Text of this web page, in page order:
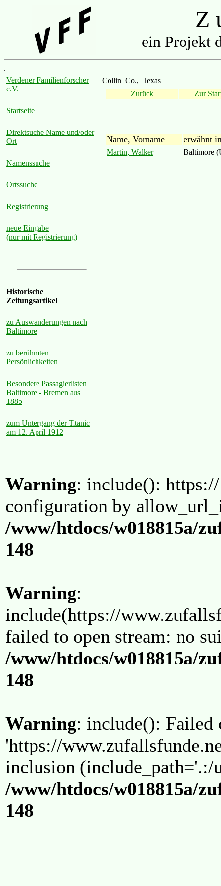
Z
ein Projekt
.
Verdener Familienforscher
e.V.
Startseite
Direktsuche Name und/oder
Ort
Namenssuche
Ortssuche
Registrierung
neue Eingabe
(nur mit Registrierung)
Historische
Zeitungsartikel
zu Auswanderungen nach
Baltimore
zu berühmten
Persönlichkeiten
Besondere Passagierlisten
Baltimore - Bremen aus
1885
zum Untergang der Titanic
am 12. April 1912
Collin_Co.,_Texas
Zurück
Zur
Name, Vorname erwähnt in
Martin, Walker Baltimore
Warning: include():
configuration by
/www/htdocs/w018815a/
148
Warning:
include(https://
failed to open stream: no
/www/htdocs/w018815a/
148
Warning: include(): Failed
'https://
inclusion (include_path='.:/
/www/htdocs/w018815a/
148